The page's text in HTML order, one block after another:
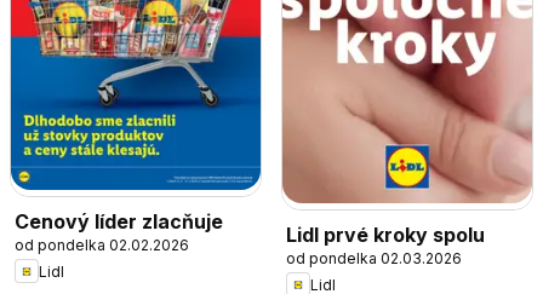
Cenový líder zlacňuje
od pondelka 02.02.2026
Lidl
Lidl prvé kroky spolu
od pondelka 02.03.2026
Lidl